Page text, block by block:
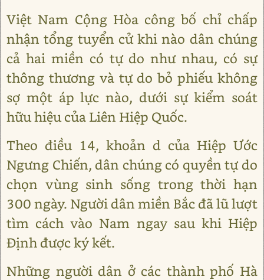
Việt Nam Cộng Hòa công bố chỉ chấp
nhận tổng tuyển cử khi nào dân chúng
cả hai miền có tự do như nhau, có sự
thông thương và tự do bỏ phiếu không
sợ một áp lực nào, dưới sự kiểm soát
hữu hiệu của Liên Hiệp Quốc.
Theo điều 14, khoản d của Hiệp Ước
Ngưng Chiến, dân chúng có quyền tự do
chọn vùng sinh sống trong thời hạn
300 ngày. Người dân miền Bắc đã lũ lượt
tìm cách vào Nam ngay sau khi Hiệp
Định được ký kết.
Những người dân ở các thành phố Hà